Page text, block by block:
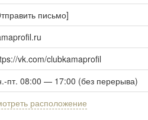
письмо]
vk.com/clubkamaprofil
пт. 08:00 — 17:00 (без перерыва)
расположение